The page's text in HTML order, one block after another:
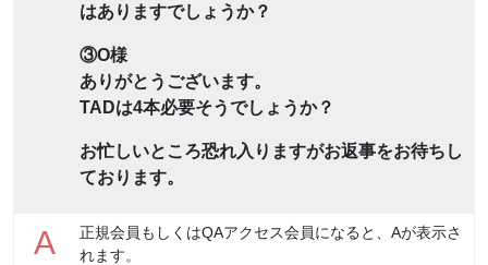
はありますでしょうか？
③O様
ありがとうございます。
TADは4本必要そうでしょうか？
お忙しいところ恐れ入りますがお返事をお待ちし
ております。
A
正規会員もしくはQAアクセス会員になると、Aが表示さ
れます。